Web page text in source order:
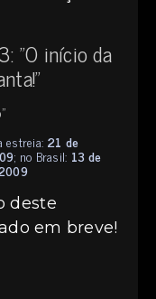
"O início da
estreia: 21 de
; no Brasil: 13 de
deste
em breve!